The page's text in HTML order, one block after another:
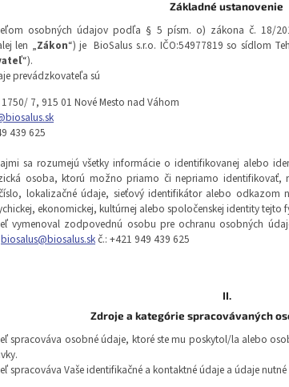
Základné ustanovenie
osobných údajov podľa § 5 písm. o) zákona č. 18/
len „Zákon“) je BioSalus s.r.o. IČO:54977819 so sídlom
“).
prevádzkovateľa sú
1750/ 7, 915 01 Nové Mesto nad Váhom
439 625
sa rozumejú všetky informácie o identifikovanej alebo
osoba, ktorú možno priamo či nepriamo identifikovať,
lokalizačné údaje, sieťový identifikátor alebo odkazom
ekonomickej, kultúrnej alebo spoločenskej identity tejto
vymenoval zodpovednú osobu pre ochranu osobných
biosalus@biosalus.sk č.: +421 949 439 625
II.
Zdroje a kategórie spracovávaných
spracováva osobné údaje, ktoré ste mu poskytol/la alebo
spracováva Vaše identifikačné a kontaktné údaje a údaje